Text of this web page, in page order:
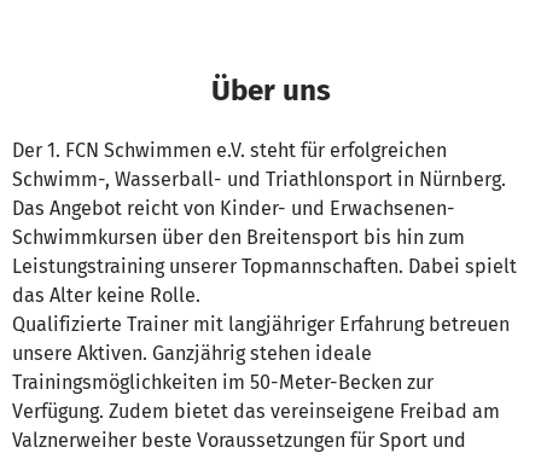
Über uns
Der 1. FCN Schwimmen e.V. steht für erfolgreichen
Schwimm-, Wasserball- und Triathlonsport in Nürnberg.
Das Angebot reicht von Kinder- und Erwachsenen-
Schwimmkursen über den Breitensport bis hin zum
Leistungstraining unserer Topmannschaften. Dabei spielt
das Alter keine Rolle.
Qualifizierte Trainer mit langjähriger Erfahrung betreuen
unsere Aktiven. Ganzjährig stehen ideale
Trainingsmöglichkeiten im 50-Meter-Becken zur
Verfügung. Zudem bietet das vereinseigene Freibad am
Valznerweiher beste Voraussetzungen für Sport und